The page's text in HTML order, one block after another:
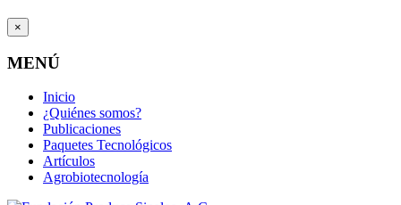
×
MENÚ
Inicio
¿Quiénes somos?
Publicaciones
Paquetes Tecnológicos
Artículos
Agrobiotecnología